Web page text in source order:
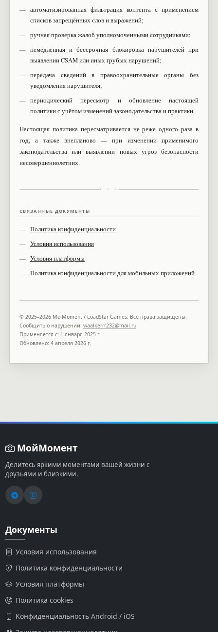
автоматизированная фильтрация контента с применением
списков запрещённых слов и выражений;
ручная проверка жалоб уполномоченными сотрудниками;
немедленная и бессрочная блокировка нарушителей при
выявлении CSAM или иных грубых нарушений;
передача сведений в правоохранительные органы без
уведомления нарушителя;
периодический пересмотр и обновление настоящей
политики с учётом изменений законодательства и практики.
Настоящая политика пересматривается не реже одного раза в
год, а также внепланово — при изменении применимого
законодательства или выявлении новых угроз безопасности
несовершеннолетних.
• • •
СВЯЗАННЫЕ ДОКУМЕНТЫ
Политика конфиденциальности
Условия использования
Условия платформы
Политика конфиденциальности для мобильных приложений
© 2025–2026 MoiMoment / LoadStar Games. Все права защищены.
Сообщить о нарушении: waalkerrr232@mail.ru
Применяется с: 1 января 2025 г.
Обновлено: 4 апреля 2026 г.
МойМомент
Делитесь яркими моментами вашей жизни с
друзьями и близкими.
Документы
Условия использования
Политика конфиденциальности
Условия платформы
Политика cookies
Конфиденциальность Android / iOS